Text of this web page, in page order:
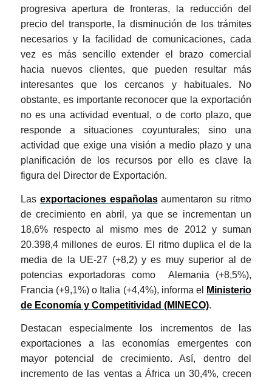
progresiva apertura de fronteras, la reducción del
precio del transporte, la disminución de los trámites
necesarios y la facilidad de comunicaciones, cada
vez es más sencillo extender el brazo comercial
hacia nuevos clientes, que pueden resultar más
interesantes que los cercanos y habituales. No
obstante, es importante reconocer que la exportación
no es una actividad eventual, o de corto plazo, que
responde a situaciones coyunturales; sino una
actividad que exige una visión a medio plazo y una
planificación de los recursos por ello es clave la
figura del Director de Exportación.
Las exportaciones españolasaumentaron su ritmo
de crecimiento en abril, ya que se incrementan un
18,6% respecto al mismo mes de 2012 y suman
20.398,4 millones de euros. El ritmo duplica el de la
media de la UE-27 (+8,2) y es muy superior al de
potencias exportadoras como Alemania (+8,5%),
Francia (+9,1%) o Italia (+4,4%), informa el
Ministerio
de Economía y Competitividad (MINECO).
Destacan especialmente los incrementos de las
exportaciones a las economías emergentes con
mayor potencial de crecimiento. Así, dentro del
incremento de las ventas a África un 30,4%, crecen